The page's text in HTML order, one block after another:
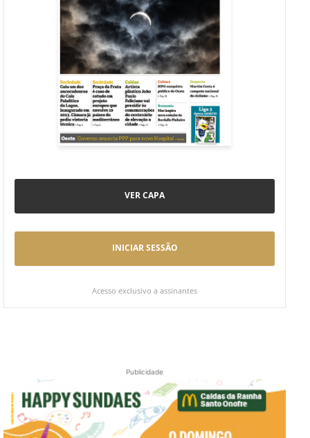
VER CAPA
INICIAR SESSÃO
Acesso exclusivo a assinantes
Publicidade